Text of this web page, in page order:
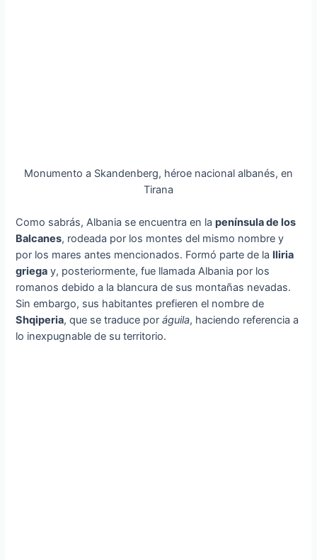
Monumento a Skandenberg, héroe nacional albanés, en
Tirana
Como sabrás, Albania se encuentra en lapenínsula de los
Balcanes, rodeada por los montes del mismo nombre y
por los mares antes mencionados. Formó parte de la Iliria
griega y, posteriormente, fue llamada Albania por los
romanos debido a la blancura de sus montañas nevadas.
Sin embargo, sus habitantes prefieren el nombre de
Shqiperia, que se traduce poráguila, haciendo referencia a
lo inexpugnable de su territorio.